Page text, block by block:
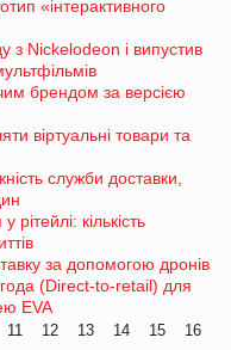
«інтерактивного
з Nickelodeon і випустив
брендом за версією
віртуальні товари та
служби доставки,
кількість
за допомогою дронів
(Direct-to-retail) для
EVA
11 12 13 14 15
16